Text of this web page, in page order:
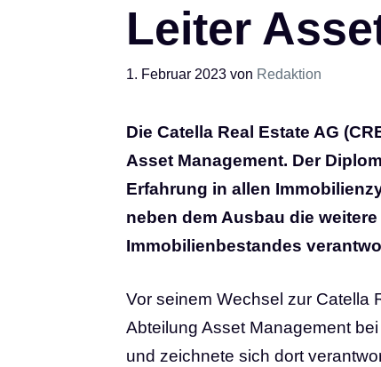
Leiter
1. Februar 2023 von Redaktion
Die Catella Real Estate AG
Asset Management. Der
Erfahrung in allen
neben dem Ausbau die
Immobilienbestandes
Vor seinem Wechsel zur Catella
Abteilung Asset Management
und zeichnete sich dort